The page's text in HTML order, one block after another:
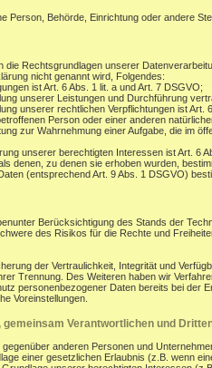
Person, Behörde, Einrichtung oder andere
die Rechtsgrundlagen unserer
nicht genannt wird, Folgendes:
ist Art. 6 Abs. 1 lit. a und Art. 7 DSGVO;
unserer Leistungen und Durchführung
unserer rechtlichen Verpflichtungen ist Art.
Person oder einer anderen
zur Wahrnehmung einer Aufgabe, die im
unserer berechtigten Interessen ist Art. 6
denen, zu denen sie erhoben wurden,
(entsprechend Art. 9 Abs. 1 DSGVO)
Berücksichtigung des Stands der
des Risikos für die Rechte und
der Vertraulichkeit, Integrität und
Trennung. Des Weiteren haben wir
personenbezogener Daten bereits bei
Voreinstellungen.
Verantwortlichen und
anderen Personen und
einer gesetzlichen Erlaubnis (z.B. wenn